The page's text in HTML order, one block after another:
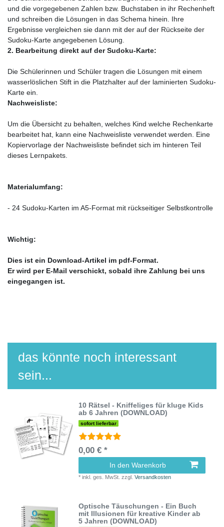
und die vorgegebenen Zahlen bzw. Buchstaben in ihr Rechenheft
und schreiben die Lösungen in das Schema hinein. Ihre
Ergebnisse vergleichen sie dann mit der auf der Rückseite der
Sudoku-Karte angegebenen Lösung.
2. Bearbeitung direkt auf der Sudoku-Karte:
Die Schülerinnen und Schüler tragen die Lösungen mit einem
wasserlöslichen Stift in die Platzhalter auf der laminierten Sudoku-
Karte ein.
Nachweisliste:
Um die Übersicht zu behalten, welches Kind welche Rechenkarte
bearbeitet hat, kann eine Nachweisliste verwendet werden. Eine
Kopiervorlage der Nachweisliste befindet sich im hinteren Teil
dieses Lernpakets.
Materialumfang:
- 24 Sudoku-Karten im A5-Format mit rückseitiger Selbstkontrolle
Wichtig:
Dies ist ein Download-Artikel im pdf-Format.
Er wird per E-Mail verschickt, sobald ihre Zahlung bei uns
eingegangen ist.
das könnte noch interessant
sein...
10 Rätsel - Kniffeliges für kluge Kids
ab 6 Jahren (DOWNLOAD)
sofort lieferbar
0,00 € *
In den Warenkorb
*inkl. ges. MwSt. zzgl.Versandkosten
Optische Täuschungen - Ein Buch
mit Illusionen für kreative Kinder ab
5 Jahren (DOWNLOAD)